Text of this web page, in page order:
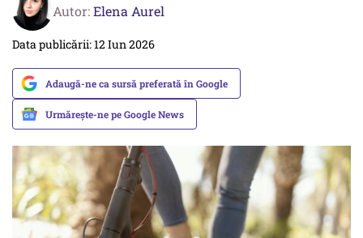
Autor:Elena Aurel
Data publicării: 12 Iun 2026
Adaugă-ne ca sursă preferată în Google
Urmărește-ne pe Google News